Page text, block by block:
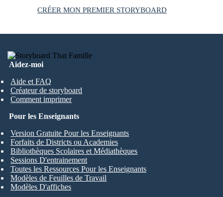
CRÉER MON PREMIER STORYBOARD
Aidez-moi
Aide et FAQ
Créateur de storyboard
Comment imprimer
Pour les Enseignants
Version Gratuite Pour les Enseignants
Forfaits de Districts ou Academies
Bibliothèques Scolaires et Médiathèques
Sessions D'entrainement
Toutes les Ressources Pour les Enseignants
Modèles de Feuilles de Travail
Modèles D'affiches